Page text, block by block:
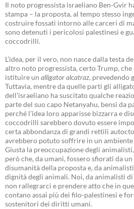
Il noto progressista israeliano Ben-Gvir
stampa – la proposta, al tempo stesso
costruire fossati intorno alle carceri di
sono detenuti i pericolosi palestinesi e
coccodrilli.
L’idea, per il vero, non nasce dalla testa
altro noto progressista, certo Trump, che
istituire un alligator alcatraz, prevedendo
Tuttavia, mentre da quelle parti gli
dell’israeliano ha suscitato qualche
parte del suo capo Netanyahu, bensì da
perché l’idea loro apparisse bizzarra e
coccodrilli sarebbero dovuto essere
certa abbondanza di grandi rettili
avrebbero potuto soffrire in un
Giusta la preoccupazione degli
però che, da umani, fossero sfiorati da
disumanità della proposta e, da
dignità degli animali. Noi, da animalisti
non rallegrarci e prendere atto che in
contano assai più dei filo-palestinesi e
sostenitori dei diritti umani.